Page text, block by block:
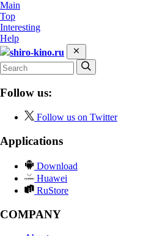
Main
Top
Interesting
Help
shiro-kino.ru
Follow us:
Follow us on Twitter
Applications
Download
Huawei
RuStore
COMPANY